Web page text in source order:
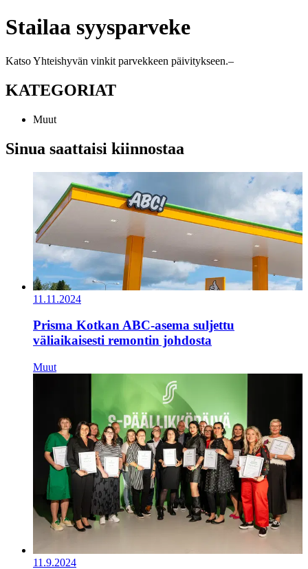
Stailaa syysparveke
Katso Yhteishyvän vinkit parvekkeen päivitykseen.–
KATEGORIAT
Muut
Sinua saattaisi kiinnostaa
11.11.2024
Prisma Kotkan ABC-asema suljettu
väliaikaisesti remontin johdosta
Muut
11.9.2024